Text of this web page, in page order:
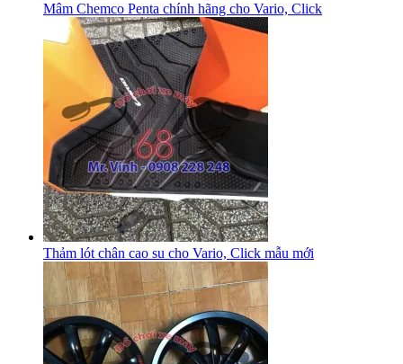
Mâm Chemco Penta chính hãng cho Vario, Click
Thảm lót chân cao su cho Vario, Click mẫu mới